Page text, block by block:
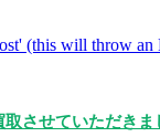
(this will throw
させていただきま